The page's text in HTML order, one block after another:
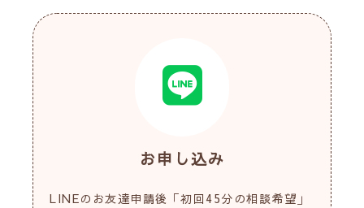
お申し込み
LINEのお友達申請後「初回45分の相談希望」